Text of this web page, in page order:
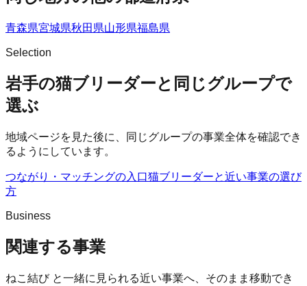
青森県宮城県秋田県山形県福島県
Selection
岩手の猫ブリーダーと同じグループで
選ぶ
地域ページを見た後に、同じグループの事業全体を確認でき
るようにしています。
つながり・マッチングの入口猫ブリーダーと近い事業の選び
方
Business
関連する事業
ねこ結びと一緒に見られる近い事業へ、そのまま移動でき